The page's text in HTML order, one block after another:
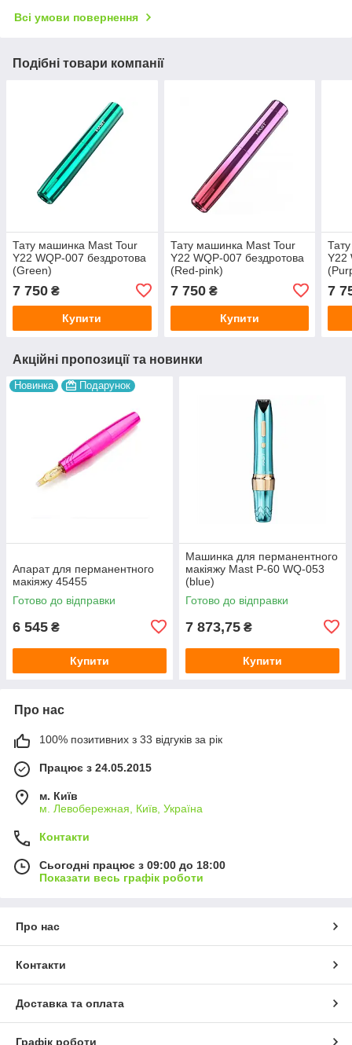
Всі умови повернення
Подібні товари компанії
Тату машинка Mast Tour
Y22 WQP-007 бездротова
(Green)
7 750 ₴
Купити
Тату машинка Mast Tour
Y22 WQP-007 бездротова
(Red-pink)
7 750₴
Купити
Y22
7
Акційні пропозиції та новинки
Новинка Подарунок
Апарат для перманентного
макіяжу 45455
Готово до відправки
6 545 ₴
Купити
Машинка для перманентного
макіяжу Mast P-60 WQ-053
(blue)
Готово до відправки
7 873,75 ₴
Купити
Про нас
100% позитивних з 33 відгуків за рік
Працює з 24.05.2015
м. Київ
м. Левобережная, Київ, Україна
Контакти
Сьогодні працює з 09:00 до 18:00
Показати весь графік роботи
Про нас
Контакти
Доставка та оплата
Графік роботи